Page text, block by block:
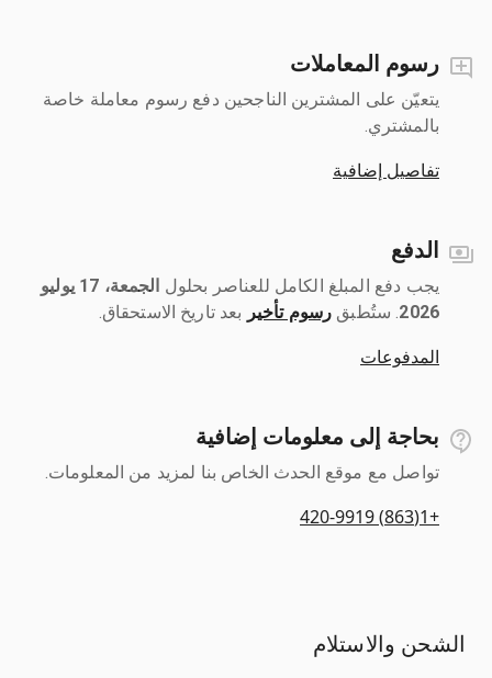
رسوم المعاملات
يتعيّن على المشترين الناجحين دفع رسوم معاملة خاصة
بالمشتري.
تفاصيل إضافية
الدفع
يجب دفع المبلغ الكامل للعناصر بحلول ‎
الجمعة، 17 يوليو
2026
رسوم تأخير بعد تاريخ الاستحقاق.
المدفوعات
بحاجة إلى معلومات إضافية
تواصل مع موقع الحدث الخاص بنا لمزيد من المعلومات.
+1(863) 420-9919
الشحن والاستلام